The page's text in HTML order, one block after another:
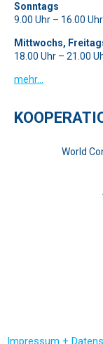
Sonntags
9.00 Uhr – 16.00 Uhr
Mittwochs,
18.00 Uhr – 21.00
mehr…
World
Impressum +